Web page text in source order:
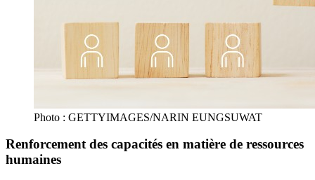
Photo : GETTYIMAGES/NARIN EUNGSUWAT
Renforcement des capacités en matière de ressources
humaines